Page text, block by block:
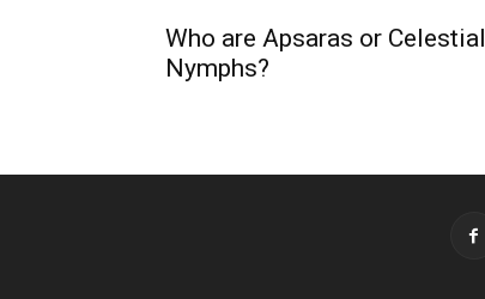
Who are Apsaras or Celestial
Nymphs?